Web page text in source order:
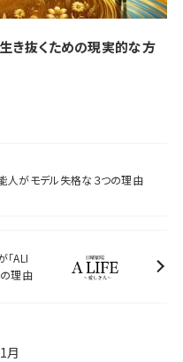
き抜くための現実的な方
人がモデル失格な３つの理由
「ALI
理由
月